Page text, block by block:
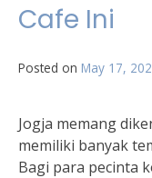
Cafe Ini
Posted on May 17,
Jogja memang
memiliki banyak
Bagi para pecinta